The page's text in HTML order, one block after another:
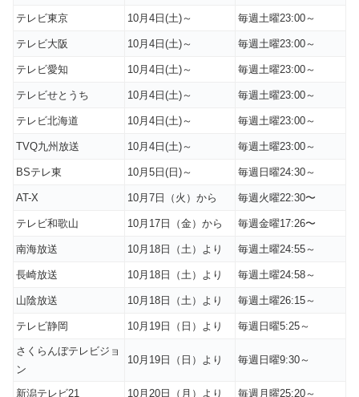
テレビ東京 10月4日(土)～ 毎週土曜23:00～
テレビ大阪 10月4日(土)～ 毎週土曜23:00～
テレビ愛知 10月4日(土)～ 毎週土曜23:00～
テレビせとうち 10月4日(土)～ 毎週土曜23:00～
テレビ北海道 10月4日(土)～ 毎週土曜23:00～
TVQ九州放送 10月4日(土)～ 毎週土曜23:00～
BSテレ東 10月5日(日)～ 毎週日曜24:30～
AT-X 10月7日（火）から 毎週火曜22:30〜
テレビ和歌山 10月17日（金）から 毎週金曜17:26〜
南海放送 10月18日（土）より 毎週土曜24:55～
長崎放送 10月18日（土）より 毎週土曜24:58～
山陰放送 10月18日（土）より 毎週土曜26:15～
テレビ静岡 10月19日（日）より 毎週日曜5:25～
さくらんぼテレビジョ
ン
10月19日（日）より 毎週日曜9:30～
新潟テレビ21 10月20日（月）より 毎週月曜25:20～